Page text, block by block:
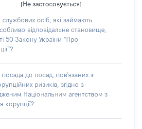
[Не застосовується]
осіб, які займають
відповідальне становище,
50 Закону України “Про
до посад, пов'язаних з
ризиків, згідно з
Національним агентством з
корупції?